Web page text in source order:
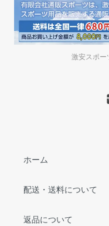
激安スポー
ホーム
配送・送料について
返品について